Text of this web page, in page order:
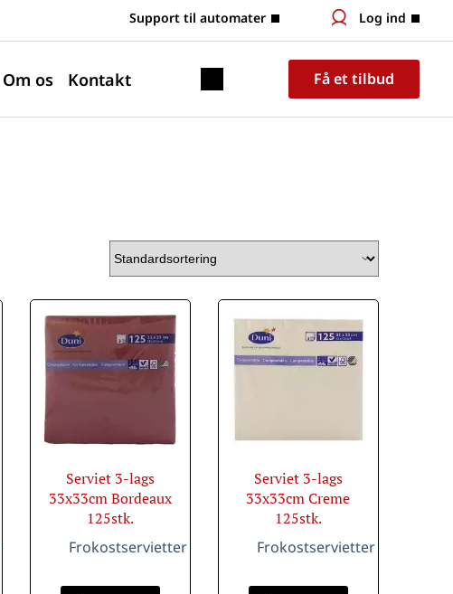
Support til automater Log ind
Om os Kontakt Få et tilbud
Serviet 3-lags
33x33cm Bordeaux
125stk.
Frokostservietter
Serviet 3-lags
33x33cm Creme
125stk.
Frokostservietter